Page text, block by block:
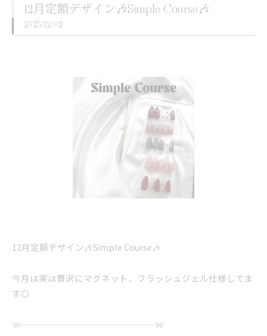
12月定額デザイン🎶Simple Course🎶
2025/12/02
12月定額デザイン🎶Simple Course🎶
今月は実は贅沢にマグネット、フラッシュジェル仕様してま
す◎
୨୧┈┈┈┈┈┈┈┈┈┈┈┈┈┈┈୨୧